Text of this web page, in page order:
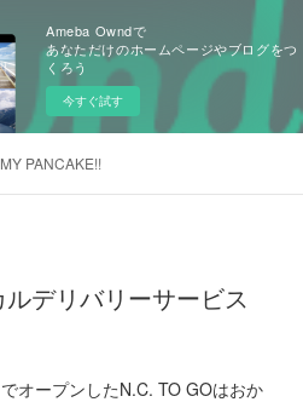
Ameba Owndで
あなただけのホームページやブログをつ
くろう
今すぐ試す
PANCAKE!!
ルデリバリーサービス
オープンしたN.C. TO GOはおか